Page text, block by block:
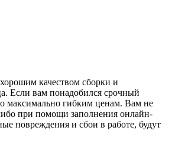
качеством сборки и
Если вам понадобился срочный
максимально гибким ценам. Вам не
при помощи заполнения онлайн-
повреждения и сбои в работе, будут